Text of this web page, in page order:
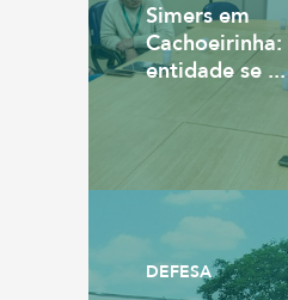
Simers em
entidade se ...
DEFESA